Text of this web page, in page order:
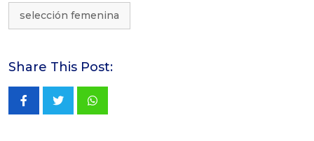
selección femenina
Share This Post:
Whatsapp